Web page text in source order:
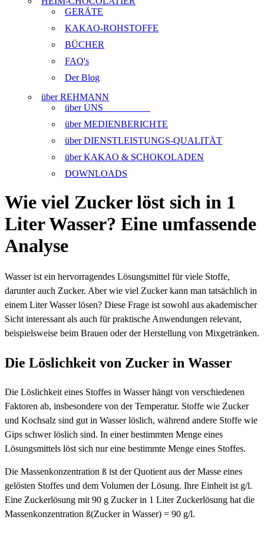
GERÄTE
KAKAO-ROHSTOFFE
BÜCHER
FAQ's
Der Blog
über REHMANN
über UNS
über MEDIENBERICHTE
über DIENSTLEISTUNGS-QUALITÄT
über KAKAO & SCHOKOLADEN
DOWNLOADS
Wie viel Zucker löst sich in 1
Liter Wasser? Eine umfassende
Analyse
Wasser ist ein hervorragendes Lösungsmittel für viele Stoffe,
darunter auch Zucker. Aber wie viel Zucker kann man tatsächlich in
einem Liter Wasser lösen? Diese Frage ist sowohl aus akademischer
Sicht interessant als auch für praktische Anwendungen relevant,
beispielsweise beim Brauen oder der Herstellung von Mixgetränken.
Die Löslichkeit von Zucker in Wasser
Die Löslichkeit eines Stoffes in Wasser hängt von verschiedenen
Faktoren ab, insbesondere von der Temperatur. Stoffe wie Zucker
und Kochsalz sind gut in Wasser löslich, während andere Stoffe wie
Gips schwer löslich sind. In einer bestimmten Menge eines
Lösungsmittels löst sich nur eine bestimmte Menge eines Stoffes.
Die Massenkonzentration ß ist der Quotient aus der Masse eines
gelösten Stoffes und dem Volumen der Lösung. Ihre Einheit ist g/l.
Eine Zuckerlösung mit 90 g Zucker in 1 Liter Zuckerlösung hat die
Massenkonzentration ß(Zucker in Wasser) = 90 g/l.